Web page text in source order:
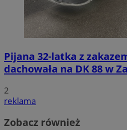
Pijana 32-latka z
dachowała na DK 88 w
2
reklama
Zobacz również